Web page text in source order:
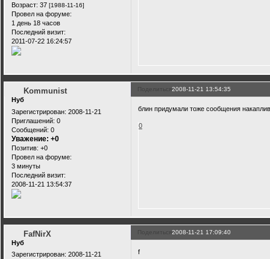
Возраст: 37 [1988-11-16]
Провел на форуме:
1 день 18 часов
Последний визит:
2011-07-22 16:24:57
Поделиться2008-11-21 13:54:35
Kommunist
Нуб
Зарегистрирован: 2008-11-21
Приглашений: 0
Сообщений: 0
Уважение: +0
Позитив: +0
Провел на форуме:
3 минуты
Последний визит:
2008-11-21 13:54:37
блин придумали тоже сообщения
0
Поделиться2008-11-21 17:09:40
FafNirX
Нуб
Зарегистрирован: 2008-11-21
f